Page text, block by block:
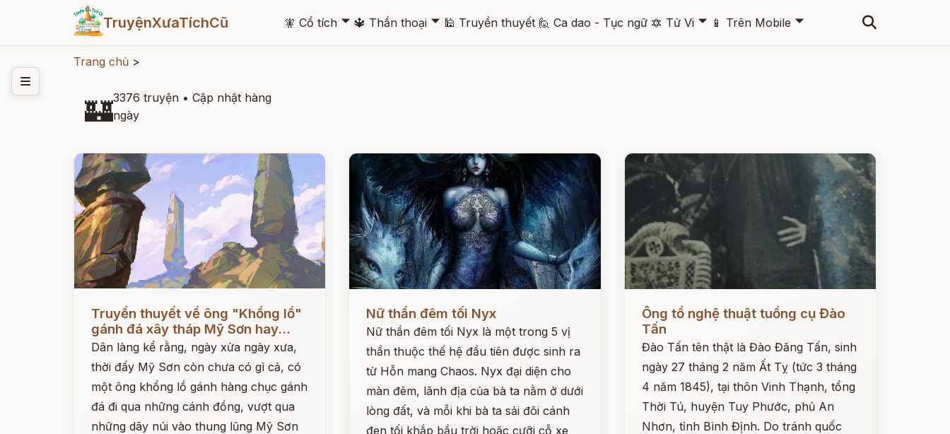
TruyệnXưaTíchCũ 🧚 Cổ tích 🞃 🔱 Thần thoại 🞃 🕌 Truyền thuyết 🙋 Ca dao - Tục ngữ 🔯 Tử Vi 🞃 📱 Trên Mobile 🞃
Trang chủ >
🏰3376 truyện • Cập nhật hàng
ngày
Đọc ngay
Truyền thuyết về ông "Khổng lồ"
gánh đá xây tháp Mỹ Sơn hay...
Dân làng kể rằng, ngày xửa ngày xưa,
thời đấy Mỹ Sơn còn chưa có gì cả, có
một ông khổng lồ gánh hàng chục gánh
đá đi qua những cánh đồng, vượt qua
những dãy núi vào thung lũng Mỹ Sơn
Nữ thần đêm tối Nyx
Nữ thần đêm tối Nyx là một trong 5 vị
thần thuộc thế hệ đầu tiên được sinh ra
từ Hỗn mang Chaos. Nyx đại diện cho
màn đêm, lãnh địa của bà ta nằm ở dưới
lòng đất, và mỗi khi bà ta sải đôi cánh
đen tối khắp bầu trời hoặc cưỡi cỗ xe
Đọc ngay
Ông tổ nghệ thuật tuồng cụ Đào
Tấn
Đào Tấn tên thật là Đào Đăng Tấn, sinh
ngày 27 tháng 2 năm Ất Tỵ (tức 3 tháng
4 năm 1845), tại thôn Vinh Thạnh, tổng
Thời Tú, huyện Tuy Phước, phủ An
Nhơn, tỉnh Bình Định. Do tránh quốc